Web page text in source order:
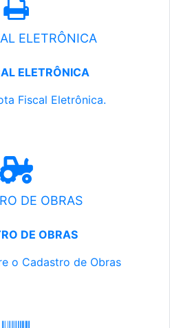
ELETRÔNICA
ELETRÔNICA
Fiscal Eletrônica.
DE OBRAS
DE OBRAS
o Cadastro de Obras